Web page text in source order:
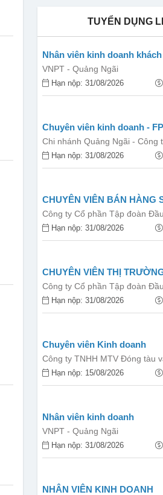
TUYỂN DỤNG
Nhân viên kinh doanh
VNPT - Quảng Ngãi
Hạn nộp: 31/08/2026
Chuyên viên kinh doanh -
Ngãi
Chi nhánh Quảng Ngãi - Công
FPTHạn nộp: 31/08/2026
CHUYÊN VIÊN BÁN HÀNG
VLXD
Công ty Cổ phần Tập đoàn
Hạn nộp: 31/08/2026
CHUYÊN VIÊN THỊ
Công ty Cổ phần Tập đoàn
Hạn nộp: 31/08/2026
Chuyên viên Kinh doanh
Công ty TNHH MTV Đóng tàu
Dầu khí - PVSM
Hạn nộp: 15/08/2026
Nhân viên kinh doanh
VNPT - Quảng Ngãi
Hạn nộp: 31/08/2026
NHÂN VIÊN KINH DOANH